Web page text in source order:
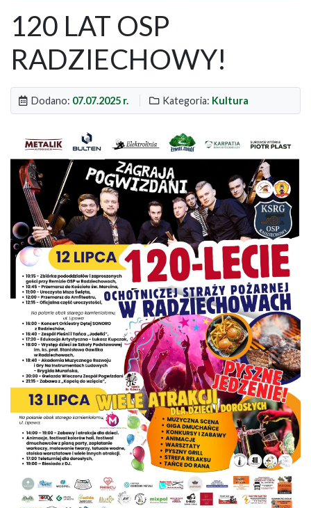
120 LAT OSP
RADZIECHOWY!
Dodano: 07.07.2025 r. Kategoria: Kultura